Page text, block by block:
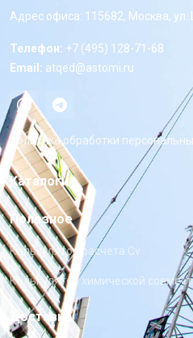
Адрес офиса: 115682, Москва, ул.
Телефон: +7 (495) 128-71-68
Email: atqed@astomi.ru
Политика обработки
Каталоги
Полезное
Калькулятор расчета Cv
Калькулятор химической
Доставка